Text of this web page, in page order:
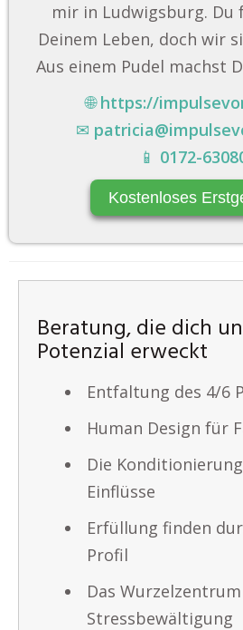
mir in Ludwigsburg. Du
Deinem Leben, doch wir
Aus einem Pudel machst
🌐https://
✉
📱 0172-
Kostenloses
Beratung, die dich
Potenzial erweckt
Entfaltung des 4/6
Human Design für
Die
Einflüsse
Erfüllung finden
Profil
Das
Stressbewältigung